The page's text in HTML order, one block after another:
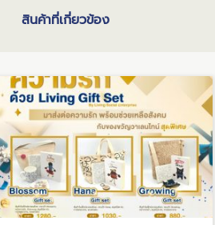
สินค้าที่เกี่ยวข้อง